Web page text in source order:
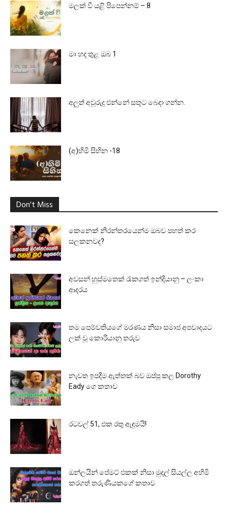
මලක් වී යළි පිපෙන්නම් – 8
මා හද තුළ ඔබ 1
අලුත් අවුරුදු එන්නේ සතුට බෙදා ගන්න.
(අ)හිමි සිහින -18
Don't Miss
කෙනෙක් නිරන්තරයෙන්ම ඔබව පහත් කර
සලකනවද?
අවසන් හුස්මතෙක් රැකගත් ඉන්දියානු – ලංකා
ආදරය
තම පෙම්වතියගේ මරණය නිසා සමාජ අපවාදයට
ලක් වූ කොරියානු තරුව
නැවත ඉපදීම ඇත්තක් බව ඔප්පු කල Dorothy
Eady ගෙ කතාව
රටවල් 51, එක රතු ඇඳුමයි!
ඔන්ලයින් පේමට් එකක් නිසා මුදල් සියල්ල අහිමි
කරගත් තරුණියකගේ කතාව